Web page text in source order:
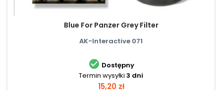
Blue For Panzer Grey Filter
AK-Interactive 071
 Dostępny
Termin wysyłki 3 dni
Cena
15,20 zł